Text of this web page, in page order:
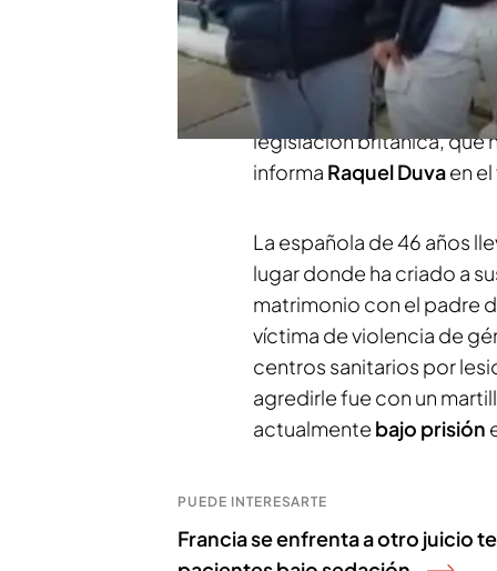
La historia de
Olga
sociedad. La madrileña
cruelmente durante años
a España con sus tres
legislación británica, que
informa Raquel Duvaen
La española de 46 años
lugar donde ha criado a
matrimonio con el padre
víctima de violencia de
centros sanitarios por
agredirle fue con un
actualmente bajo prisión
PUEDE INTERESARTE
Francia se enfrenta a otro juicio